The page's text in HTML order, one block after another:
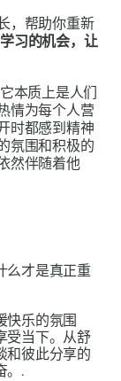
，帮助你重新
习的机会，让
本质上是人们
情为每个人营
时都感到精神
氛围和积极的
然伴随着他
么才是真正重
快乐的氛围
受当下。从舒
和彼此分享的
。.